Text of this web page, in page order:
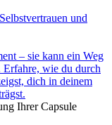
und
– sie kann ein Weg
Erfahre, wie du durch
dich in deinem
Ihrer Capsule